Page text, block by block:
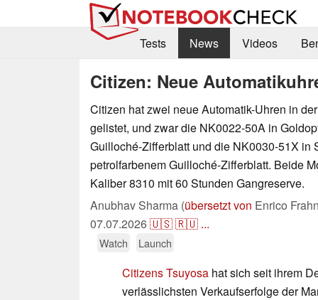
Tests News Videos
Citizen: Neue
Citizen hat zwei neue Automatik-Uhren in
gelistet, und zwar die NK0022-50A in
Guilloché-Zifferblatt und die NK0030-51X in
petrolfarbenem Guilloché-Zifferblatt. Beide
Kaliber 8310 mit 60 Stunden Gangreserve.
Anubhav Sharma (übersetzt von Enrico
07.07.2026🇺🇸🇷🇺 ...
Watch Launch
Citizens Tsuyosa hat sich seit ihrem
verlässlichsten Verkaufserfolge der